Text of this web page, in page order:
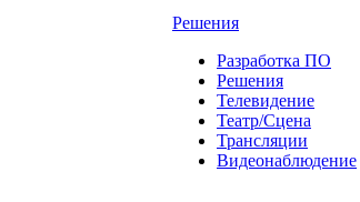
Решения
Разработка ПО
Решения
Телевидение
Театр/Сцена
Трансляции
Видеонаблюдение